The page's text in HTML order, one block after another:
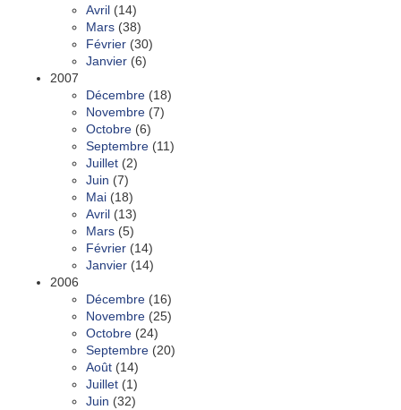
Avril (14)
Mars (38)
Février (30)
Janvier (6)
2007
Décembre (18)
Novembre (7)
Octobre (6)
Septembre (11)
Juillet (2)
Juin (7)
Mai (18)
Avril (13)
Mars (5)
Février (14)
Janvier (14)
2006
Décembre (16)
Novembre (25)
Octobre (24)
Septembre (20)
Août (14)
Juillet (1)
Juin (32)